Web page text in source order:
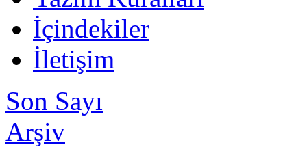
İçindekiler
İletişim
Son Sayı
Arşiv